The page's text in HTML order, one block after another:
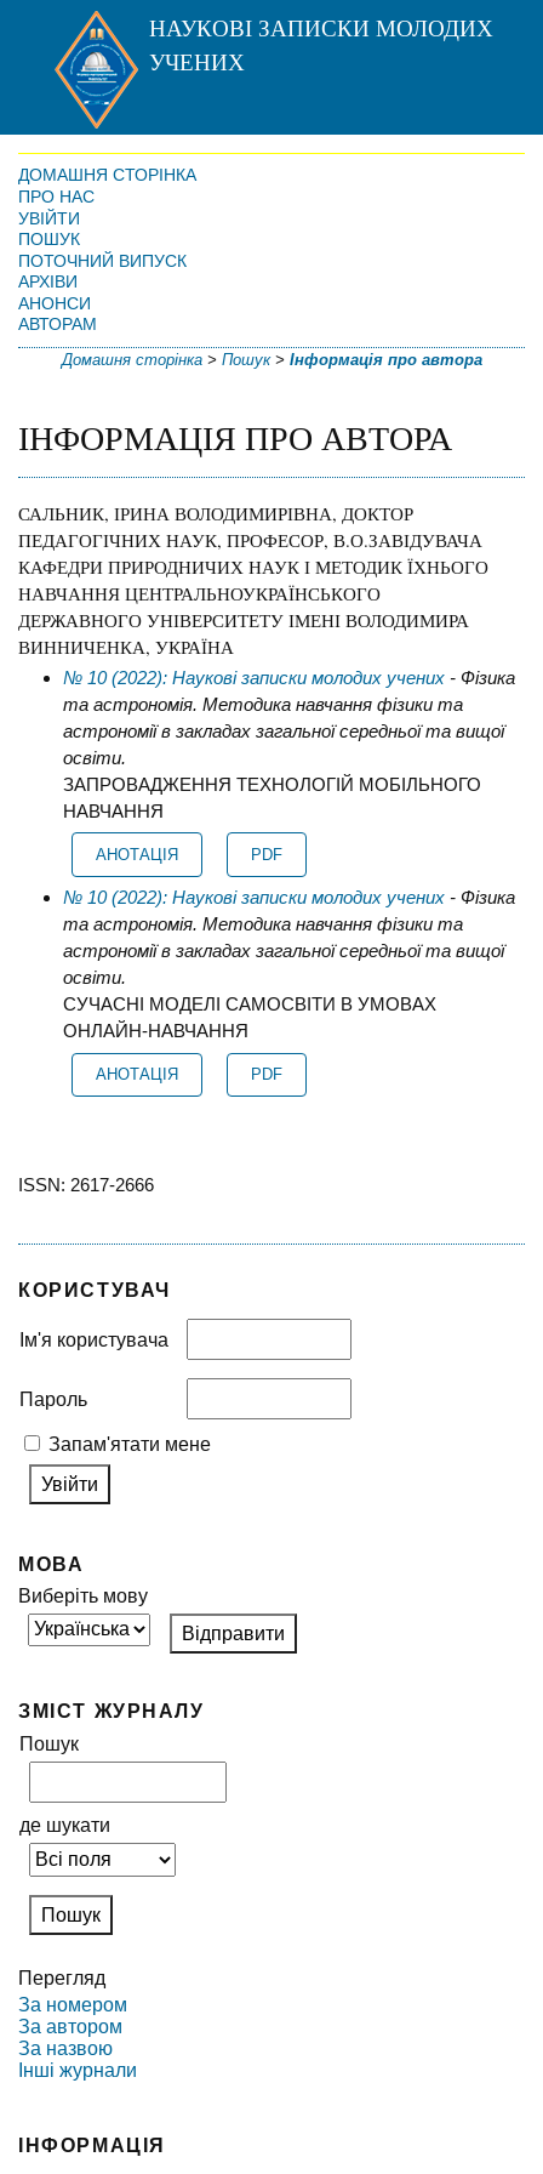
НАУКОВІ ЗАПИСКИ МОЛОДИХ
УЧЕНИХ
КОРИСТУВАЧ
Ім'я користувача
Пароль
Запам'ятати мене
МОВА
Виберіть мову
ЗМІСТ ЖУРНАЛУ
Пошук
де шукати
Перегляд
За номером
За автором
За назвою
Інші журнали
ІНФОРМАЦІЯ
ДОМАШНЯ СТОРІНКА
ПРО НАС
УВІЙТИ
ПОШУК
ПОТОЧНИЙ ВИПУСК
АРХІВИ
АНОНСИ
АВТОРАМ
Домашня сторінка> Пошук> Інформація про автора
ІНФОРМАЦІЯ ПРО АВТОРА
САЛЬНИК, ІРИНА ВОЛОДИМИРІВНА, ДОКТОР
ПЕДАГОГІЧНИХ НАУК, ПРОФЕСОР, В.О.ЗАВІДУВАЧА
КАФЕДРИ ПРИРОДНИЧИХ НАУК І МЕТОДИК ЇХНЬОГО
НАВЧАННЯ ЦЕНТРАЛЬНОУКРАЇНСЬКОГО
ДЕРЖАВНОГО УНІВЕРСИТЕТУ ІМЕНІ ВОЛОДИМИРА
ВИННИЧЕНКА, УКРАЇНА
№ 10 (2022): Наукові записки молодих учених - Фізика
та астрономія. Методика навчання фізики та
астрономії в закладах загальної середньої та вищої
освіти.
ЗАПРОВАДЖЕННЯ ТЕХНОЛОГІЙ МОБІЛЬНОГО
НАВЧАННЯ
АНОТАЦІЯ PDF
№ 10 (2022): Наукові записки молодих учених - Фізика
та астрономія. Методика навчання фізики та
астрономії в закладах загальної середньої та вищої
освіти.
СУЧАСНІ МОДЕЛІ САМОСВІТИ В УМОВАХ
ОНЛАЙН-НАВЧАННЯ
АНОТАЦІЯ PDF
ISSN: 2617-2666